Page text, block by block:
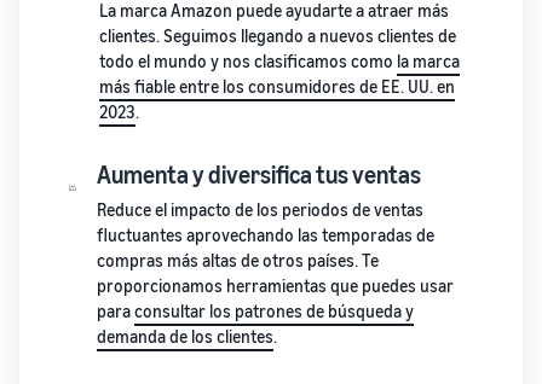
sus primeros
90 días generan
aproximadamente
seis veces más
ventas el primer
Guía
para
hacer
crecer
tu
en
Amazon
Más
información
sobre cómo
diferenciar
tu marca y
Terceriza
tu cadena
suministro
administración
integral de la
cadena de
suministro para
varios canales
de venta
vendedores
Descubre cómo
los vendedores
llegan al éxito en
Amazon
La marca Amazon puede ayudarte a atraer más
clientes. Seguimos llegando a nuevos clientes de
todo el mundo y nos clasificamos como la marca
más fiable entre los consumidores de EE. UU. en
2023.
Aumenta y diversifica tus ventas
Reduce el impacto de los periodos de ventas
fluctuantes aprovechando las temporadas de
compras más altas de otros países. Te
proporcionamos herramientas que puedes usar
paraconsultar los patrones de búsqueda y
demanda de los clientes.